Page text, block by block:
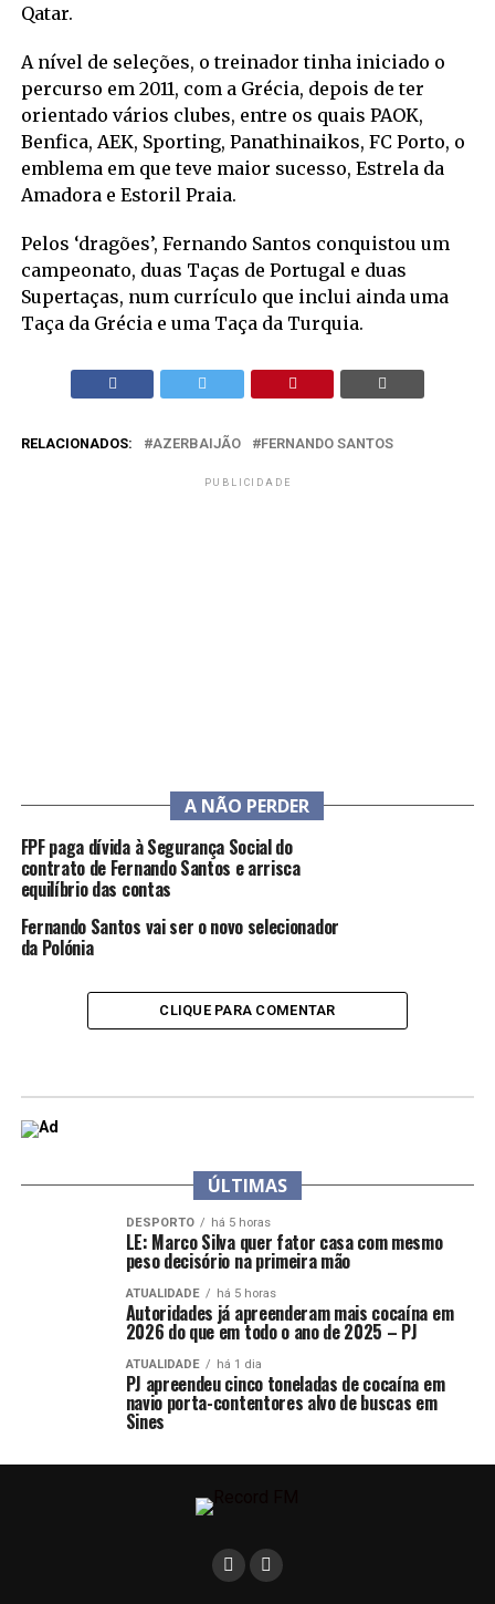
Qatar.
A nível de seleções, o treinador tinha iniciado o
percurso em 2011, com a Grécia, depois de ter
orientado vários clubes, entre os quais PAOK,
Benfica, AEK, Sporting, Panathinaikos, FC Porto, o
emblema em que teve maior sucesso, Estrela da
Amadora e Estoril Praia.
Pelos ‘dragões’, Fernando Santos conquistou um
campeonato, duas Taças de Portugal e duas
Supertaças, num currículo que inclui ainda uma
Taça da Grécia e uma Taça da Turquia.
RELACIONADOS: AZERBAIJÃO FERNANDO SANTOS
PUBLICIDADE
A NÃO PERDER
FPF paga dívida à Segurança Social do
contrato de Fernando Santos e arrisca
equilíbrio das contas
Fernando Santos vai ser o novo selecionador
da Polónia
CLIQUE PARA COMENTAR
ÚLTIMAS
DESPORTO há 5 horas
LE: Marco Silva quer fator casa com mesmo
peso decisório na primeira mão
ATUALIDADE há 5 horas
Autoridades já apreenderam mais cocaína em
2026 do que em todo o ano de 2025 – PJ
ATUALIDADE há 1 dia
PJ apreendeu cinco toneladas de cocaína em
navio porta-contentores alvo de buscas em
Sines